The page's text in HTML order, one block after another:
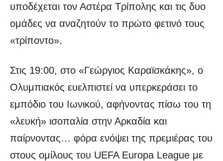
υποδέχεται τον Αστέρα Τρίπολης και τις δυο
ομάδες να αναζητούν το πρώτο φετινό τους
«τρίποντο».
Στις 19:00, στο «Γεώργιος Καραϊσκάκης», ο
Ολυμπιακός ευελπιστεί να υπερκεράσει το
εμπόδιο του Ιωνικού, αφήνοντας πίσω του τη
«λευκή» ισοπαλία στην Αρκαδία και
παίρνοντας… φόρα ενόψει της πρεμιέρας του
στους ομίλους του UEFA Europa League με